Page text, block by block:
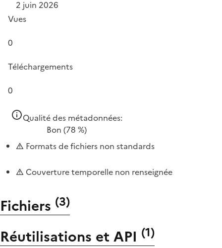
2 juin 2026
Vues
0
Téléchargements
0
Qualité des métadonnées:
Bon (78 %)
Formats de fichiers non standards
Couverture temporelle non renseignée
Fichiers (3)
Réutilisations et API (1)